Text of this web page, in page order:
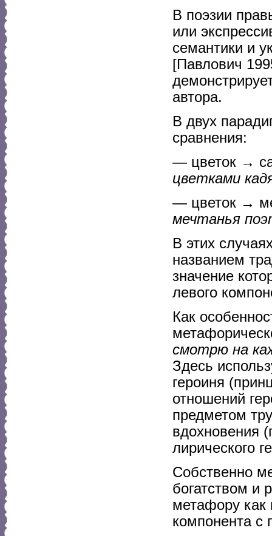
В поэзии
или
семантики и
[Павлович
автора.
В двух
сравнения:
— цветок →
цветками
— цветок →
мечтанья
В этих
названием
значение
левого
Как
смотрю на
Здесь
героиня
отношений
предметом
вдохновения
лирического
Собственно
богатством и
метафору как
компонента с